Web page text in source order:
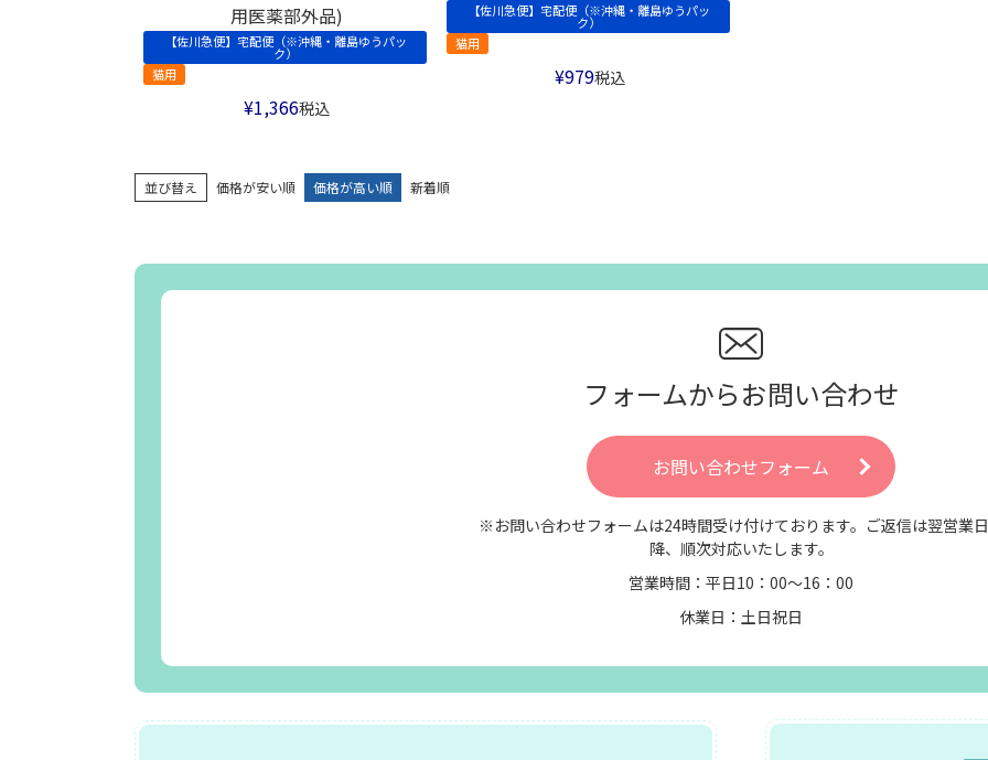
用医薬部外品)
【佐川急便】宅配便（※沖縄・離島ゆうパッ
ク）
猫用
¥1,366税込
【佐川急便】宅配便（※沖縄・離島ゆうパッ
ク）
猫用
¥979税込
並び替え 価格が安い順 価格が高い順 新着順
フォームからお問い合わせ
お問い合わせフォーム
※お問い合わせフォームは24時間受け付けております。ご返信は翌営業
降、順次対応いたします。
営業時間：平日10：00～16：00
休業日：土日祝日